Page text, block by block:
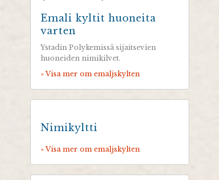
Emali kyltit huoneita
varten
Ystadin Polykemissä sijaitsevien
huoneiden nimikilvet.
» Visa mer om emaljskylten
Nimikyltti
» Visa mer om emaljskylten